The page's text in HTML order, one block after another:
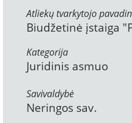
Atliekų tvarkytojo
Biudžetinė įstaiga
Kategorija
Juridinis asmuo
Savivaldybė
Neringos sav.